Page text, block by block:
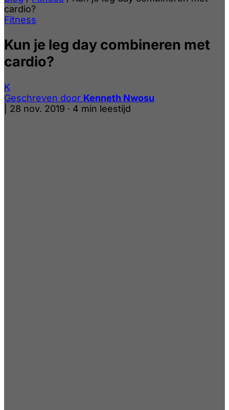
cardio?
Fitness
Kun je leg day combineren met
cardio?
K
Geschreven door Kenneth Nwosu
28 nov. 2019 · 4 min leestijd